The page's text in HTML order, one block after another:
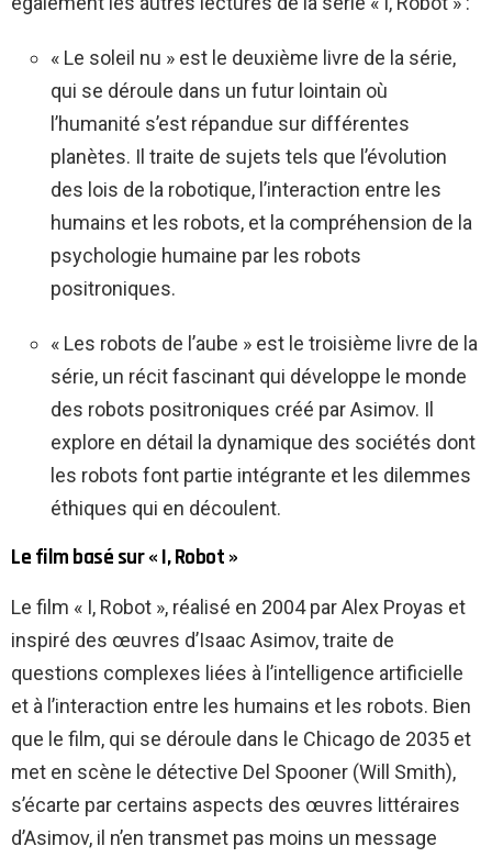
« Le soleil nu » est le deuxième livre de la série,
qui se déroule dans un futur lointain où
l’humanité s’est répandue sur différentes
planètes. Il traite de sujets tels que l’évolution
des lois de la robotique, l’interaction entre les
humains et les robots, et la compréhension de la
psychologie humaine par les robots
positroniques.
« Les robots de l’aube » est le troisième livre de la
série, un récit fascinant qui développe le monde
des robots positroniques créé par Asimov. Il
explore en détail la dynamique des sociétés dont
les robots font partie intégrante et les dilemmes
éthiques qui en découlent.
Le film basé sur « I, Robot »
Le film « I, Robot », réalisé en 2004 par Alex Proyas et
inspiré des œuvres d’Isaac Asimov, traite de
questions complexes liées à l’intelligence artificielle
et à l’interaction entre les humains et les robots. Bien
que le film, qui se déroule dans le Chicago de 2035 et
met en scène le détective Del Spooner (Will Smith),
s’écarte par certains aspects des œuvres littéraires
d’Asimov, il n’en transmet pas moins un message